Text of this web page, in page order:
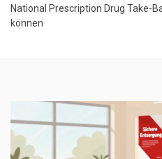
National Prescription Drug Take-
können